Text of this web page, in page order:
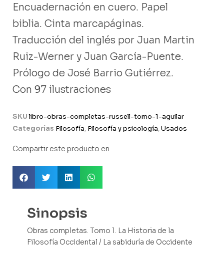
Encuadernación en cuero. Papel
biblia. Cinta marcapáginas.
Traducción del inglés por Juan Martin
Ruiz-Werner y Juan García-Puente.
Prólogo de José Barrio Gutiérrez.
Con 97 ilustraciones
SKUlibro-obras-completas-russell-tomo-1-aguilar
Categorías Filosofía, Filosofía y psicología,Usados
Compartir este producto en
Sinopsis
Obras completas. Tomo 1. La Historia de la
Filosofía Occidental / La sabiduría de Occidente